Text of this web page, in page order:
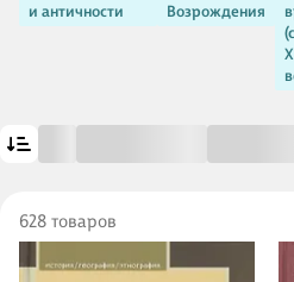
и античности
Возрождения
628 товаров